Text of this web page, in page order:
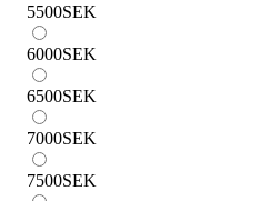
5500SEK
6000SEK
6500SEK
7000SEK
7500SEK